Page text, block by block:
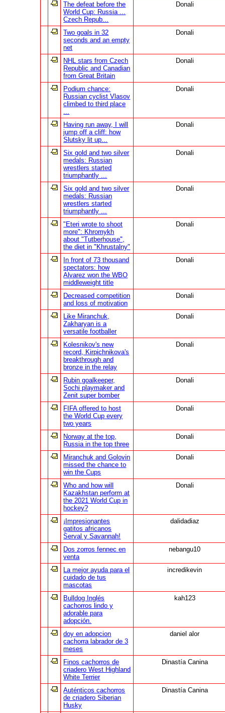
The defeat before the
World Cup: Russia ...
Czech Repub...
Donali
Two goals in 32
seconds and an empty
net
Donali
NHL stars from Czech
Republic and Canadian
from Great Britain
Donali
Podium chance:
Russian cyclist Vlasov
climbed to third place
...
Donali
Having run away, I will
jump off a cliff: how
Slutsky lit up...
Donali
Six gold and two silver
medals: Russian
wrestlers started
triumphantly ...
Donali
Six gold and two silver
medals: Russian
wrestlers started
triumphantly ...
Donali
"Eteri wrote to shoot
more": Khromykh
about "Tutberhouse",
the diet in "Khrustalny"
Donali
In front of 73 thousand
spectators: how
Alvarez won the WBO
middleweight title
Donali
Decreased competition
and loss of motivation
Donali
Like Miranchuk,
Zakharyan is a
versatile footballer
Donali
Kolesnikov's new
record, Kirpichnikova's
breakthrough and
bronze in the relay
Donali
Rubin goalkeeper,
Sochi playmaker and
Zenit super bomber
Donali
FIFA offered to host
the World Cup every
two years
Donali
Norway at the top,
Russia in the top three
Donali
Miranchuk and Golovin
missed the chance to
win the Cups
Donali
Who and how will
Kazakhstan perform at
the 2021 World Cup in
hockey?
Donali
¡Impresionantes
gatitos africanos
Serval y Savannah!
dalidadiaz
Dos zorros fennec en
venta
nebangu10
La mejor ayuda para el
cuidado de tus
mascotas
incredikevin
Bulldog Inglés
cachorros lindo y
adorable para
adopción.
kah123
doy en adopcion
cachorra labrador de 3
meses
daniel alor
Finos cachorros de
criadero West Highland
White Terrier
Dinastía Canina
Auténticos cachorros
de criadero Siberian
Husky
Dinastía Canina